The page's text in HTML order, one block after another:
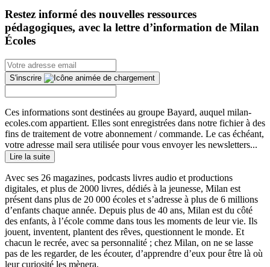
Restez informé des nouvelles ressources
pédagogiques, avec la lettre d’information de Milan
Écoles
S'inscrire
Ces informations sont destinées au groupe Bayard, auquel milan-
ecoles.com appartient. Elles sont enregistrées dans notre fichier à des
fins de traitement de votre abonnement / commande. Le cas échéant,
votre adresse mail sera utilisée pour vous envoyer les newsletters...
Lire la suite
Avec ses 26 magazines, podcasts livres audio et productions
digitales, et plus de 2000 livres, dédiés à la jeunesse, Milan est
présent dans plus de 20 000 écoles et s’adresse à plus de 6 millions
d’enfants chaque année. Depuis plus de 40 ans, Milan est du côté
des enfants, à l’école comme dans tous les moments de leur vie. Ils
jouent, inventent, plantent des rêves, questionnent le monde. Et
chacun le recrée, avec sa personnalité ; chez Milan, on ne se lasse
pas de les regarder, de les écouter, d’apprendre d’eux pour être là où
leur curiosité les mènera.